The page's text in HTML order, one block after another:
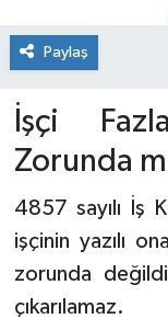
Paylaş
İşçi
Zorunda
4857 sayılı İş
işçinin yazılı
zorunda
çıkarılamaz.